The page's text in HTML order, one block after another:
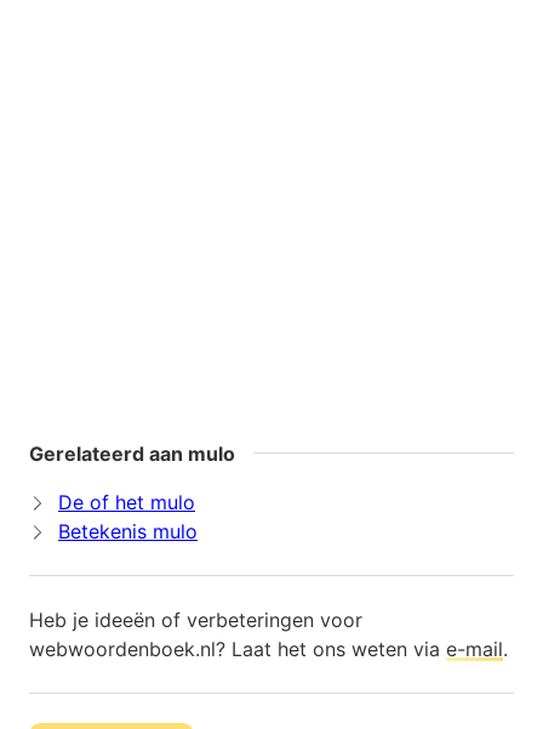
Gerelateerd aan mulo
De of het mulo
Betekenis mulo
Heb je ideeën of verbeteringen voor
webwoordenboek.nl? Laat het ons weten via e-mail.